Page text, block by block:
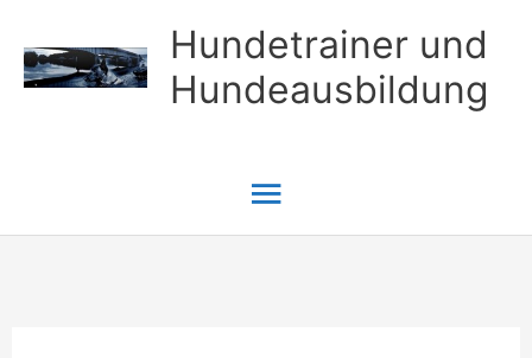
Inhalt
springen
Hundetrainer und
Hundeausbildung
Hauptmenü